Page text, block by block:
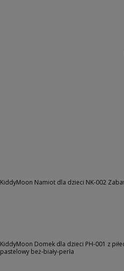
KiddyMoon Namiot dla dzieci NK-002
KiddyMoon Domek dla dzieci PH-001 z
pastelowy beż-biały-perła